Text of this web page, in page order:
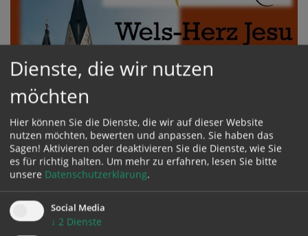
Wir haben ein Herz für Menschen, die Hilfe
Dienste, die wir nutzen
möchten
Hier können Sie die Dienste, die wir auf dieser Website
nutzen möchten, bewerten und anpassen. Sie haben das
Sagen! Aktivieren oder deaktivieren Sie die Dienste, wie Sie
es für richtig halten. Um mehr zu erfahren, lesen Sie bitte
unsere Datenschutzerklärung.
Social Media
↓ 2 Dienste